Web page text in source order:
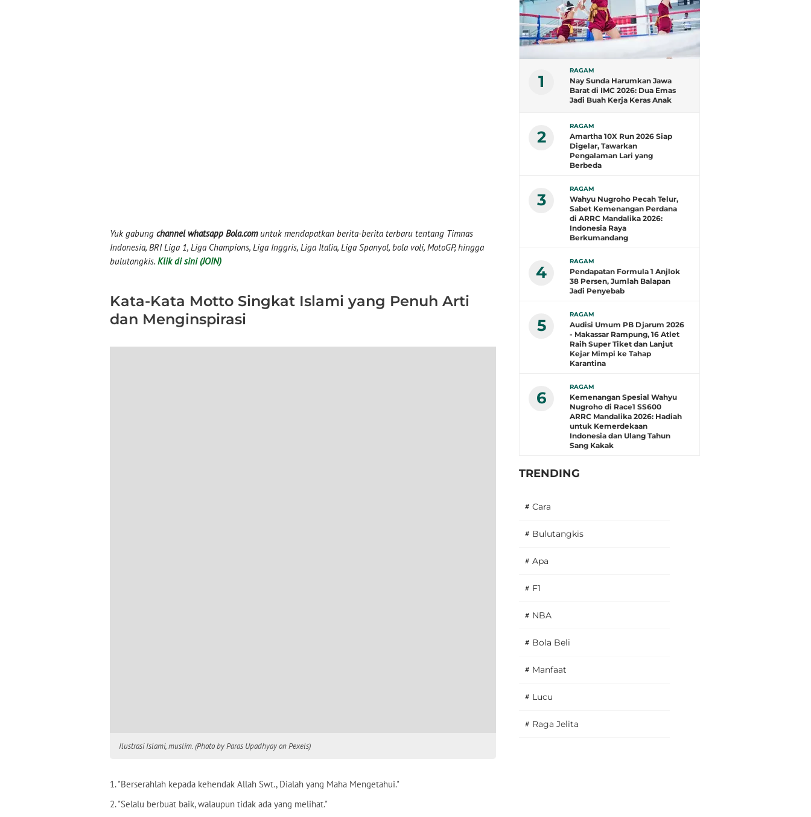
Yuk gabung channel whatsapp Bola.comuntuk mendapatkan berita-berita terbaru tentang Timnas
Indonesia, BRI Liga 1, Liga Champions, Liga Inggris, Liga Italia, Liga Spanyol, bola voli, MotoGP, hingga
bulutangkis. Klik di sini (JOIN)
Kata-Kata Motto Singkat Islami yang Penuh Arti
dan Menginspirasi
Ilustrasi Islami, muslim. (Photo by Paras Upadhyay on Pexels)
1. "Berserahlah kepada kehendak Allah Swt., Dialah yang Maha Mengetahui."
2. "Selalu berbuat baik, walaupun tidak ada yang melihat."
1
RAGAM
Nay Sunda Harumkan Jawa
Barat di IMC 2026: Dua Emas
Jadi Buah Kerja Keras Anak
2
RAGAM
Amartha 10X Run 2026 Siap
Digelar, Tawarkan
Pengalaman Lari yang
Berbeda
3
RAGAM
Wahyu Nugroho Pecah Telur,
Sabet Kemenangan Perdana
di ARRC Mandalika 2026:
Indonesia Raya
Berkumandang
4
RAGAM
Pendapatan Formula 1 Anjlok
38 Persen, Jumlah Balapan
Jadi Penyebab
5
RAGAM
Audisi Umum PB Djarum 2026
- Makassar Rampung, 16 Atlet
Raih Super Tiket dan Lanjut
Kejar Mimpi ke Tahap
Karantina
6
RAGAM
Kemenangan Spesial Wahyu
Nugroho di Race1 SS600
ARRC Mandalika 2026: Hadiah
untuk Kemerdekaan
Indonesia dan Ulang Tahun
Sang Kakak
TRENDING
# Cara
# Bulutangkis
# Apa
# F1
# NBA
# Bola Beli
# Manfaat
# Lucu
# Raga Jelita